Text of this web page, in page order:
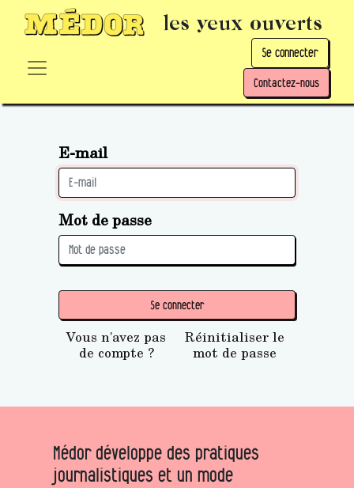
les yeux ouverts
Se connecter
Contactez-nous
E-mail
Mot de passe
Se connecter
Vous n'avez pas
de compte ?
Réinitialiser le
mot de passe
Médor développe des pratiques
journalistiques et un mode